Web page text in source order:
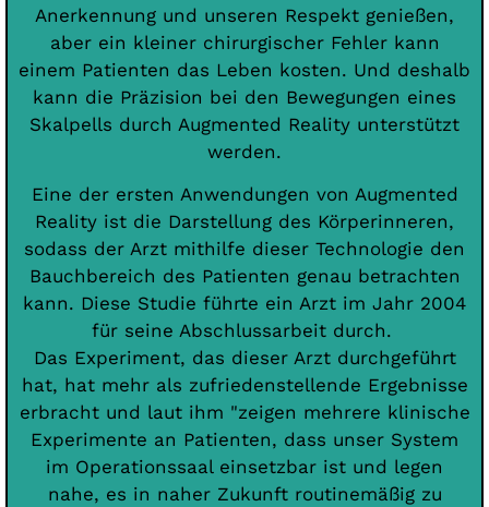
Anerkennung und unseren Respekt genießen,
aber ein kleiner chirurgischer Fehler kann
einem Patienten das Leben kosten. Und deshalb
kann die Präzision bei den Bewegungen eines
Skalpells durch Augmented Reality unterstützt
werden.
Eine der ersten Anwendungen von Augmented
Reality ist die Darstellung des Körperinneren,
sodass der Arzt mithilfe dieser Technologie den
Bauchbereich des Patienten genau betrachten
kann. Diese Studie führte ein Arzt im Jahr 2004
für seine Abschlussarbeit durch.
Das Experiment, das dieser Arzt durchgeführt
hat, hat mehr als zufriedenstellende Ergebnisse
erbracht und laut ihm "zeigen mehrere klinische
Experimente an Patienten, dass unser System
im Operationssaal einsetzbar ist und legen
nahe, es in naher Zukunft routinemäßig zu